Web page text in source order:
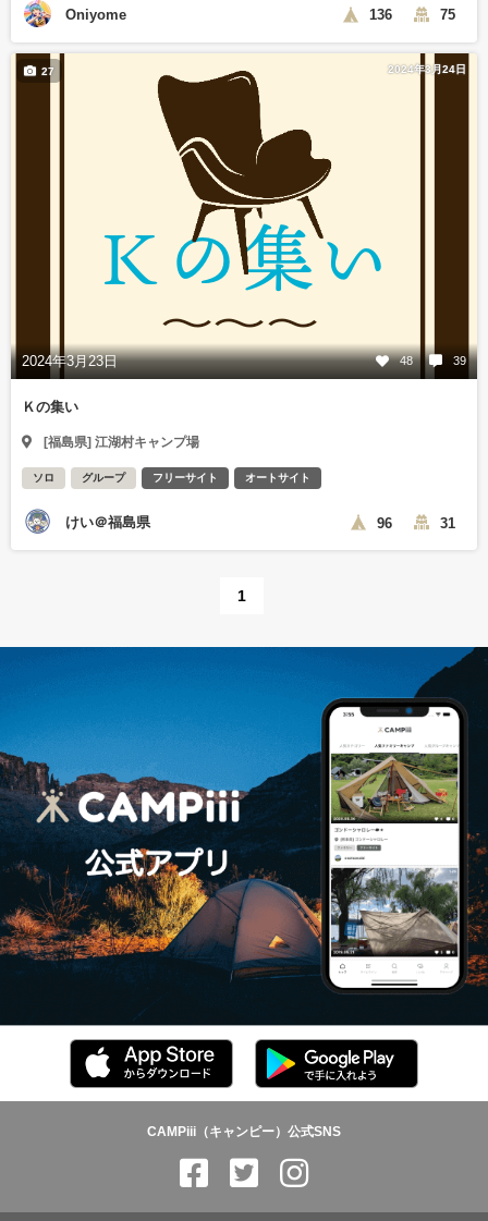
Oniyome 136 75
2024年3月24日
2024年3月23日 48 39
27
Ｋの集い
[福島県] 江湖村キャンプ場
ソロ グループ フリーサイト オートサイト
けい＠福島県 96 31
1
CAMPiii（キャンピー）公式SNS